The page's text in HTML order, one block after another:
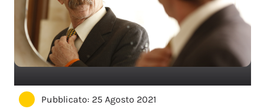
Pubblicato: 25 Agosto 2021